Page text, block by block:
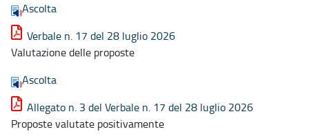
Ascolta
Verbale n. 17 del 28 luglio 2026
Valutazione delle proposte
Ascolta
Allegato n. 3 del Verbale n. 17 del 28 luglio 2026
Proposte valutate positivamente